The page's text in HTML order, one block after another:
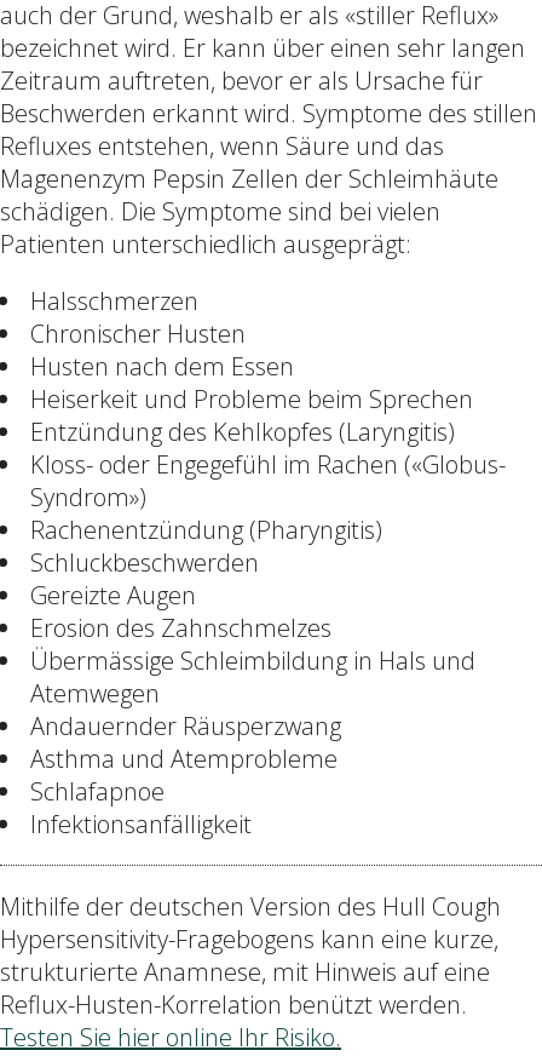
auch der Grund, weshalb er als «stiller Reflux»
bezeichnet wird. Er kann über einen sehr langen
Zeitraum auftreten, bevor er als Ursache für
Beschwerden erkannt wird. Symptome des stillen
Refluxes entstehen, wenn Säure und das
Magenenzym Pepsin Zellen der Schleimhäute
schädigen. Die Symptome sind bei vielen
Patienten unterschiedlich ausgeprägt:
Halsschmerzen
Chronischer Husten
Husten nach dem Essen
Heiserkeit und Probleme beim Sprechen
Entzündung des Kehlkopfes (Laryngitis)
Kloss- oder Engegefühl im Rachen («Globus-
Syndrom»)
Rachenentzündung (Pharyngitis)
Schluckbeschwerden
Gereizte Augen
Erosion des Zahnschmelzes
Übermässige Schleimbildung in Hals und
Atemwegen
Andauernder Räusperzwang
Asthma und Atemprobleme
Schlafapnoe
Infektionsanfälligkeit
Mithilfe der deutschen Version des Hull Cough
Hypersensitivity-Fragebogens kann eine kurze,
strukturierte Anamnese, mit Hinweis auf eine
Reflux-Husten-Korrelation benützt werden.
Testen Sie hier online Ihr Risiko.